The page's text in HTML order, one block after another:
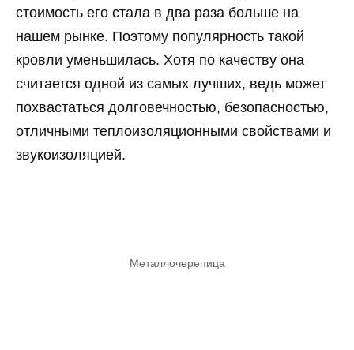
стоимость его стала в два раза больше на
нашем рынке. Поэтому популярность такой
кровли уменьшилась. Хотя по качеству она
считается одной из самых лучших, ведь может
похвастаться долговечностью, безопасностью,
отличными теплоизоляционными свойствами и
звукоизоляцией.
Металлочерепица